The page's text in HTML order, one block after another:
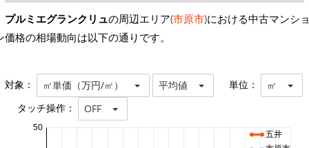
プルミエグランクリュの周辺エリア(市原市)における中古マンシ
価格の相場動向は以下の通りです。
対象： ㎡単価（万円/㎡） 平均値 単位： ㎡
タッチ操作： OFF
50
五井